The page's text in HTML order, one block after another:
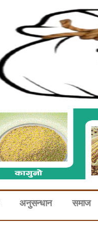
अनुसन्धान समाज